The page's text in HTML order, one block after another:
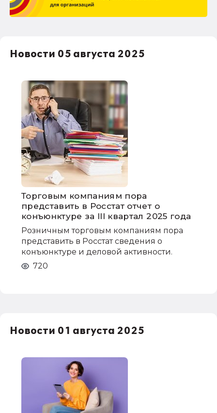
Новости 05 августа 2025
Торговым компаниям пора
представить в Росстат отчет о
конъюнктуре за III квартал 2025 года
Розничным торговым компаниям пора
представить в Росстат сведения о
конъюнктуре и деловой активности.
720
Новости 01 августа 2025